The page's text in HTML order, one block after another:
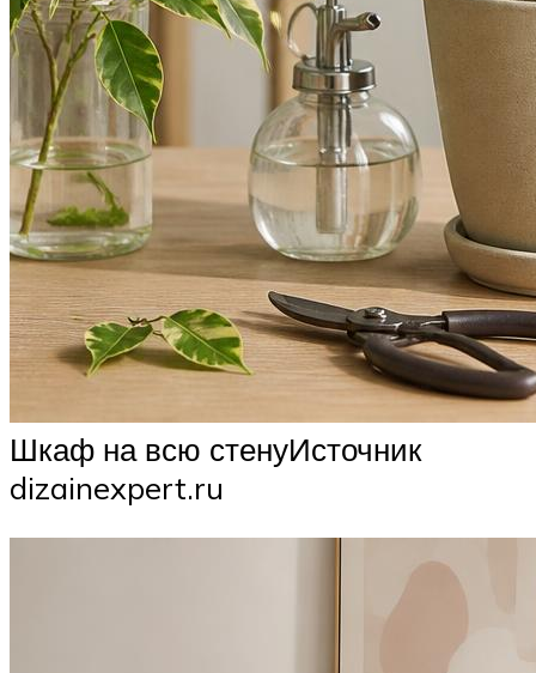
Шкаф на всю стенуИсточник
dizainexpert.ru